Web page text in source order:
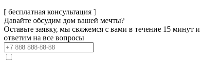
[ бесплатная консультация ]
Давайте обсудим дом вашей мечты?
Оставьте заявку, мы свяжемся с вами в течение 15 минут и
ответим на все вопросы